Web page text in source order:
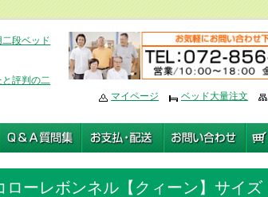
段ベッド
評判の二
マイページ ベッド大量注文
ーレボンネル【クィーン】サイズ